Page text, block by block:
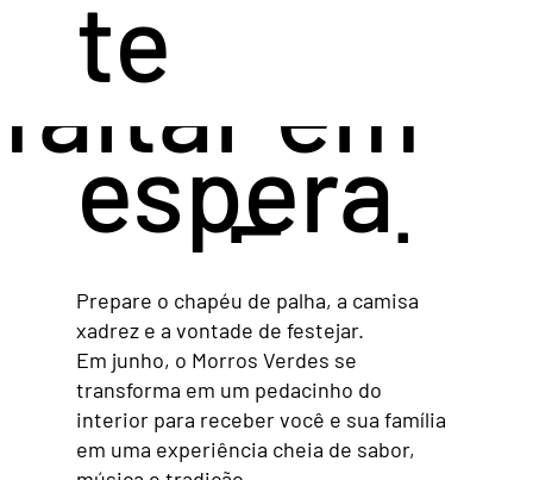
faltar em
uma Festa
Junina de
te
espera
Prepare o chapéu de palha, a camisa
xadrez e a vontade de festejar.
Em junho, o Morros Verdes se
transforma em um pedacinho do
interior para receber você e sua família
em uma experiência cheia de sabor,